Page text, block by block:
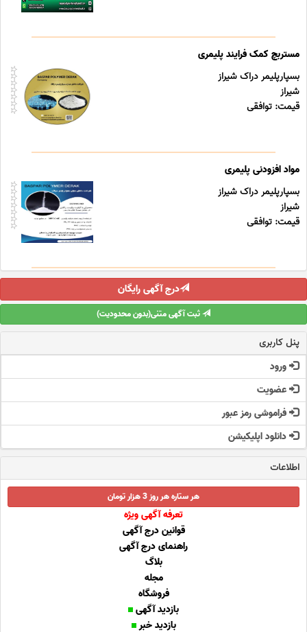
مستربچ کمک فرایند پلیمری
بسپارپلیمر دراک شیراز
شیراز
قیمت: توافقی
مواد افزودنی پلیمری
بسپارپلیمر دراک شیراز
شیراز
قیمت: توافقی
درج آگهی رایگان
ثبت آگهی متنی(بدون محدودیت)
پنل کاربری
ورود
عضویت
فراموشی رمز عبور
دانلود اپلیکیشن
اطلاعات
هر ستاره هر روز 3 هزار تومان
تعرفه آگهی ویژه
قوانین درج آگهی
راهنمای درج آگهی
بلاگ
مجله
فروشگاه
بازدید آگهی
بازدید خبر